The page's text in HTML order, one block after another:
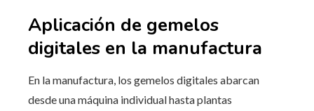
Aplicación de gemelos
digitales en la manufactura
En la manufactura, los gemelos digitales abarcan
desde una máquina individual hasta plantas